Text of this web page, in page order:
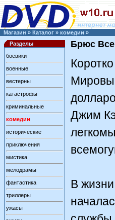
Магазин » Каталог » комедии »
Разделы
боевики
военные
вестерны
катастрофы
криминальные
комедии
исторические
приключения
мистика
мелодрамы
фантастика
триллеры
ужасы
Брюс
Джим
В